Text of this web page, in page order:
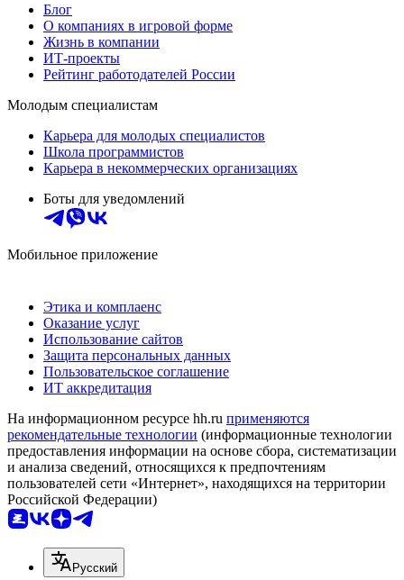
Блог
О компаниях в игровой форме
Жизнь в компании
ИТ-проекты
Рейтинг работодателей России
Молодым специалистам
Карьера для молодых специалистов
Школа программистов
Карьера в некоммерческих организациях
Боты для уведомлений
Мобильное приложение
Этика и комплаенс
Оказание услуг
Использование сайтов
Защита персональных данных
Пользовательское соглашение
ИТ аккредитация
На информационном ресурсе hh.ru применяются
рекомендательные технологии (информационные технологии
предоставления информации на основе сбора, систематизации
и анализа сведений, относящихся к предпочтениям
пользователей сети «Интернет», находящихся на территории
Российской Федерации)
Русский